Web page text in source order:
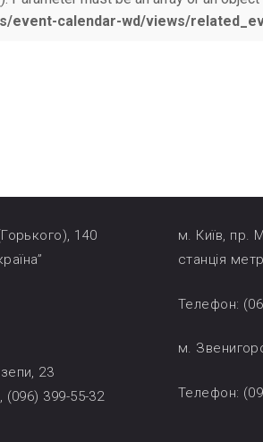
event-calendar-wd/views/
140
І. Мазепи, 23
(096) 399-55-32
м. Київ, пр.
станція
Телефон:
м.
Телефон: